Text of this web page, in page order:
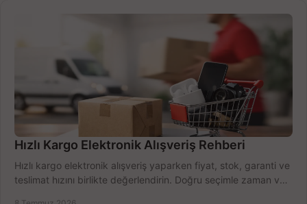
Hızlı Kargo Elektronik Alışveriş Rehberi
Hızlı kargo elektronik alışveriş yaparken fiyat, stok, garanti ve
teslimat hızını birlikte değerlendirin. Doğru seçimle zaman ve